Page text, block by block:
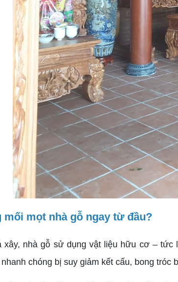
mối mọt nhà gỗ ngay từ đầu?
xây, nhà gỗ sử dụng vật liệu hữu cơ –
chóng bị suy giảm kết cấu, bong